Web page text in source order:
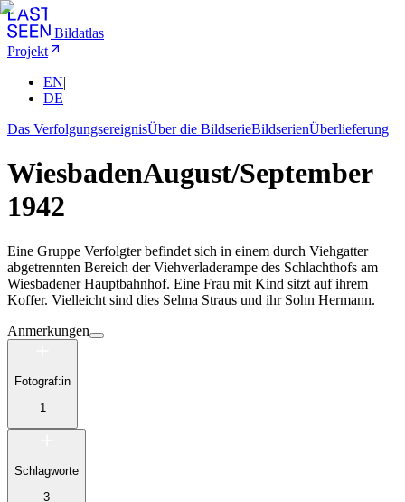
Bildatlas
Projekt
EN|
DE
Das VerfolgungsereignisÜber die BildserieBildserienÜberlieferung
WiesbadenAugust/September
1942
Eine Gruppe Verfolgter befindet sich in einem durch Viehgatter
abgetrennten Bereich der Viehverladerampe des Schlachthofs am
Wiesbadener Hauptbahnhof. Eine Frau mit Kind sitzt auf ihrem
Koffer. Vielleicht sind dies Selma Straus und ihr Sohn Hermann.
Anmerkungen
Fotograf:in
1
Schlagworte
3